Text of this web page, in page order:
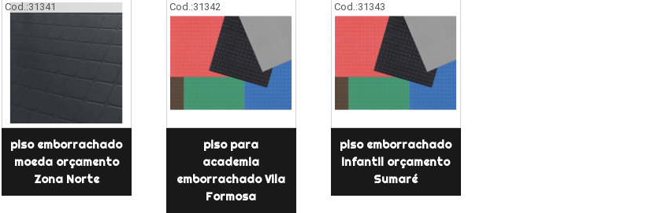
Cod.:31341
piso emborrachado
moeda orçamento
Zona Norte
Cod.:31342
piso para
academia
emborrachado Vila
Formosa
Cod.:31343
piso emborrachado
infantil orçamento
Sumaré